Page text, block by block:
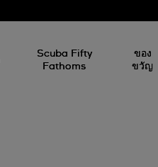
Scuba Fifty
Fathoms
ของ
ขวัญ